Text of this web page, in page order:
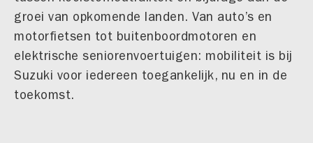
groei van opkomende landen. Van auto’s en
motorfietsen tot buitenboordmotoren en
elektrische seniorenvoertuigen: mobiliteit is bij
Suzuki voor iedereen toegankelijk, nu en in de
toekomst.